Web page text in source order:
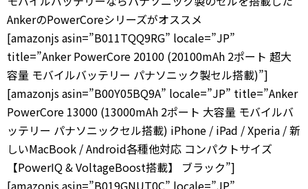
AnkerのPowerCoreシリーズがオススメ
[amazonjs asin=”B011TQQ9RG” locale=”JP”
title=”Anker PowerCore 20100 (20100mAh 2ポート 超大
容量 モバイルバッテリー パナソニック製セル搭載)”]
[amazonjs asin=”B00Y05BQ9A” locale=”JP” title=”Anker
PowerCore 13000 (13000mAh 2ポート 大容量 モバイルバ
ッテリー パナソニックセル搭載) iPhone / iPad / Xperia / 新
しいMacBook / Android各種他対応 コンパクトサイズ
【PowerIQ & VoltageBoost搭載】 ブラック”]
[amazonjs asin=”B019GNUT0C” locale=”JP”